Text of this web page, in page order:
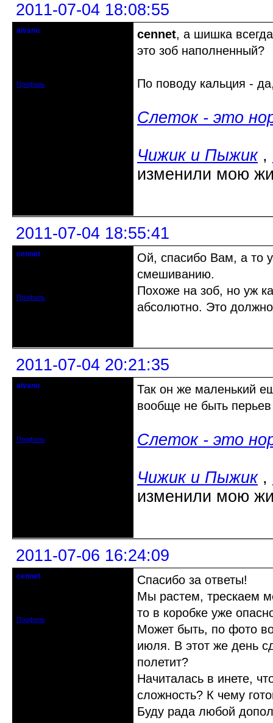
2011-07-04 18:08:55
aivanu
Профиль
cennet, а шишка
это зоб наполненный?
По поводу кальция -
Слеток - это
Чижик и Пыжик,
изменили мою
2011-07-04 18:55:41
cennet
Профиль
Ой, спасибо Вам, а то
смешиванию.
Похоже на зоб, но уж
абсолютно. Это
2011-07-04 20:21:35
aivanu
Профиль
Так он же маленький
вообще не быть
Слеток - это
Чижик и Пыжик,
изменили мою
2011-07-06 16:24:09
cennet
Профиль
Спасибо за ответы!
Мы растем, трескаем
то в коробке уже
Может быть, по фото
июля. В этот же день
полетит?
Начиталась в инете,
сложность? К чему
Буду рада любой